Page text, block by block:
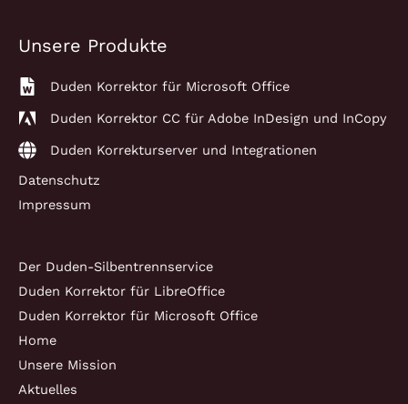
Unsere Produkte
Duden Korrektor für Microsoft Office
Duden Korrektor CC für Adobe InDesign und InCopy
Duden Korrekturserver und Integrationen
Datenschutz
Impressum
Der Duden-Silbentrennservice
Duden Korrektor für LibreOffice
Duden Korrektor für Microsoft Office
Home
Unsere Mission
Aktuelles